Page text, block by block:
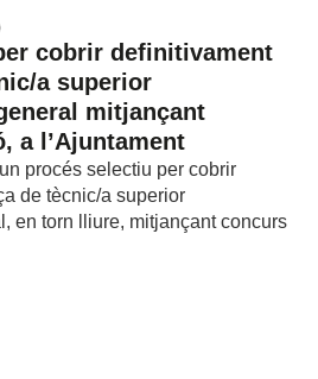
cobrir definitivament
a superior
mitjançant
a l’Ajuntament
procés selectiu per cobrir
de tècnic/a superior
en torn lliure, mitjançant concurs